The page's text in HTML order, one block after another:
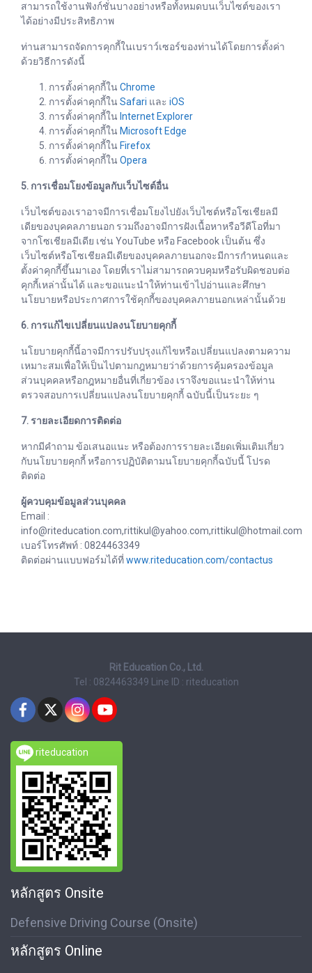
สามารถใช้งานฟังก์ชั่นบางอย่างหรือทั้งหมดบนเว็บไซต์ของเรา
ได้อย่างมีประสิทธิภาพ
ท่านสามารถจัดการคุกกี้ในเบราว์เซอร์ของท่านได้โดยการตั้งค่า
ด้วยวิธีการดังนี้
การตั้งค่าคุกกี้ใน Chrome
การตั้งค่าคุกกี้ใน Safari และ iOS
การตั้งค่าคุกกี้ใน Internet Explorer
การตั้งค่าคุกกี้ใน Microsoft Edge
การตั้งค่าคุกกี้ใน Firefox
การตั้งค่าคุกกี้ใน Opera
5. การเชื่อมโยงข้อมูลกับเว็บไซต์อื่น
เว็บไซต์ของเราอาจมีการเชื่อมโยงไปยังเว็บไซต์หรือโซเชียลมี
เดียของบุคคลภายนอก รวมถึงอาจมีการฝังเนื้อหาหรือวีดีโอที่มา
จากโซเชียลมีเดีย เช่น YouTube หรือ Facebook เป็นต้น ซึ่ง
เว็บไซต์หรือโซเชียลมีเดียของบุคคลภายนอกจะมีการกำหนดและ
ตั้งค่าคุกกี้ขึ้นมาเอง โดยที่เราไม่สามารถควบคุมหรือรับผิดชอบต่อ
คุกกี้เหล่านั้นได้ และขอแนะนำให้ท่านเข้าไปอ่านและศึกษา
นโยบายหรือประกาศการใช้คุกกี้ของบุคคลภายนอกเหล่านั้นด้วย
6. การแก้ไขเปลี่ยนแปลงนโยบายคุกกี้
นโยบายคุกกี้นี้อาจมีการปรับปรุงแก้ไขหรือเปลี่ยนแปลงตามความ
เหมาะสมเพื่อให้เป็นไปตามกฎหมายว่าด้วยการคุ้มครองข้อมูล
ส่วนบุคคลหรือกฎหมายอื่นที่เกี่ยวข้อง เราจึงขอแนะนำให้ท่าน
ตรวจสอบการเปลี่ยนแปลงนโยบายคุกกี้ ฉบับนี้เป็นระยะ ๆ
7. รายละเอียดการติดต่อ
หากมีคำถาม ข้อเสนอแนะ หรือต้องการรายละเอียดเพิ่มเติมเกี่ยว
กับนโยบายคุกกี้ หรือการปฏิบัติตามนโยบายคุกกี้ฉบับนี้ โปรด
ติดต่อ
ผู้ควบคุมข้อมูลส่วนบุคคล
Email :
info@riteducation.com,rittikul@yahoo.com,rittikul@hotmail.com
เบอร์โทรศัพท์ : 0824463349
ติดต่อผ่านแบบฟอร์มได้ที่www.riteducation.com/contactus
Rit Education Co., Ltd.
Tel : 0824463349
Line ID : riteducation
riteducation
หลักสูตร Onsite
Defensive Driving Course (Onsite)
หลักสูตร Online